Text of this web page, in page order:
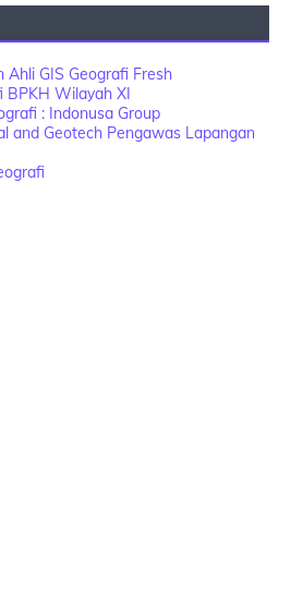
GIS Geografi Fresh
BPKH Wilayah XI
: Indonusa Group
and Geotech Pengawas Lapangan